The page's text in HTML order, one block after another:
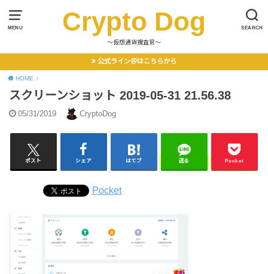
MENU SEARCH
Crypto Dog
〜仮想通貨捜査官〜
公式ライン＠はこちらから
HOME
スクリーンショット 2019-05-31 21.56.38
05/31/2019 CryptoDog
ポスト シェア はてブ 送る Pocket
Pocket